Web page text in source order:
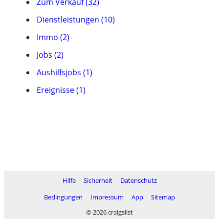
Dienstleistungen (10)
Immo (2)
Jobs (2)
Aushilfsjobs (1)
Ereignisse (1)
Hilfe Sicherheit
Datenschutz
Bedingungen
Impressum App
Sitemap
© 2026 craigslist